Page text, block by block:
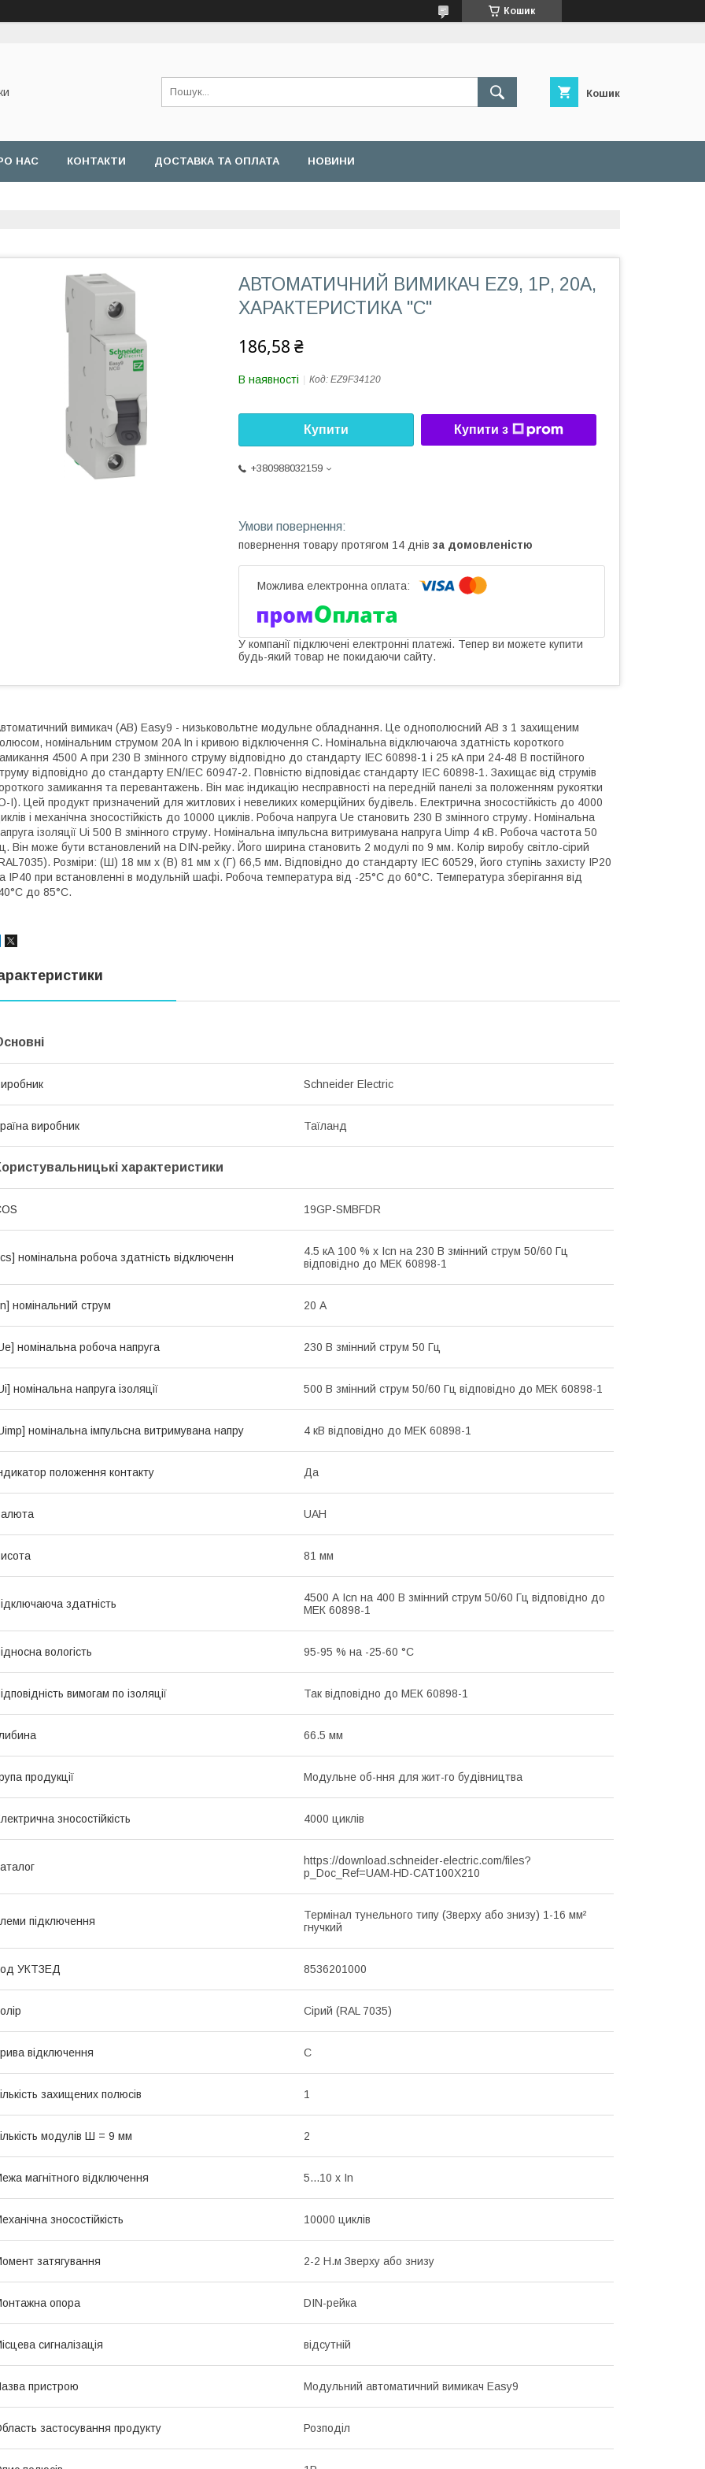
Кошик
Кошик
НАС КОНТАКТИ ДОСТАВКА ТА ОПЛАТА НОВИНИ
АВТОМАТИЧНИЙ ВИМИКАЧ EZ9, 1Р, 20А,
ХАРАКТЕРИСТИКА ''С''
186,58 ₴
В наявності Код: EZ9F34120
Купити Купити з
+380988032159
повернення товару протягом 14 днів за домовленістю
У компанії підключені електронні платежі. Тепер ви можете купити
будь-який товар не покидаючи сайту.
вимикач (АВ) Easy9 - низьковольтне модульне обладнання. Це однополюсний АВ з 1 захищеним
номінальним струмом 20A In і кривою відключення C. Номінальна відключаюча здатність короткого
4500 А при 230 В змінного струму відповідно до стандарту IEC 60898-1 і 25 кА при 24-48 В постійного
відповідно до стандарту EN/IEC 60947-2. Повністю відповідає стандарту IEC 60898-1. Захищає від струмів
замикання та перевантажень. Він має індикацію несправності на передній панелі за положенням рукоятки
I). Цей продукт призначений для житлових і невеликих комерційних будівель. Електрична зносостійкість до 4000
і механічна зносостійкість до 10000 циклів. Робоча напруга Ue становить 230 В змінного струму. Номінальна
ізоляції Ui 500 В змінного струму. Номінальна імпульсна витримувана напруга Uimp 4 кВ. Робоча частота 50
Він може бути встановлений на DIN-рейку. Його ширина становить 2 модулі по 9 мм. Колір виробу світло-сірий
Розміри: (Ш) 18 мм x (В) 81 мм x (Г) 66,5 мм. Відповідно до стандарту IEC 60529, його ступінь захисту IP20
IP40 при встановленні в модульній шафі. Робоча температура від -25°C до 60°C. Температура зберігання від
до 85°C.
Schneider Electric
виробник Таїланд
характеристики
19GP-SMBFDR
номінальна робоча здатність відключенн
4.5 кА 100 % x Icn на 230 В змінний струм 50/60 Гц
відповідно до МЕК 60898-1
номінальний струм 20 А
номінальна робоча напруга 230 В змінний струм 50 Гц
номінальна напруга ізоляції 500 В змінний струм 50/60 Гц відповідно до МЕК 60898-1
номінальна імпульсна витримувана напру 4 кВ відповідно до МЕК 60898-1
положення контакту Да
UAH
81 мм
здатність
4500 А Icn на 400 В змінний струм 50/60 Гц відповідно до
МЕК 60898-1
вологість 95-95 % на -25-60 °C
вимогам по ізоляції Так відповідно до МЕК 60898-1
66.5 мм
продукції Модульне об-ння для жит-го будівництва
зносостійкість 4000 циклів
https://download.schneider-electric.com/files?
p_Doc_Ref=UAM-HD-CAT100X210
підключення
Термінал тунельного типу (Зверху або знизу) 1-16 мм²
гнучкий
УКТЗЕД 8536201000
Сірий (RAL 7035)
відключення C
захищених полюсів 1
модулів Ш = 9 мм 2
магнітного відключення 5...10 x In
зносостійкість 10000 циклів
затягування 2-2 Н.м Зверху або знизу
опора DIN-рейка
сигналізація відсутній
пристрою Модульний автоматичний вимикач Easy9
застосування продукту Розподіл